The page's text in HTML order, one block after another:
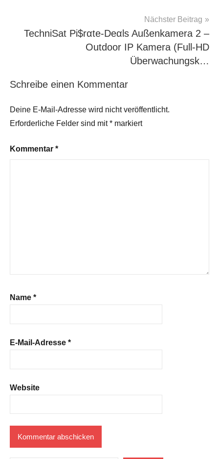
Nächster Beitrag
TechniSat Pi$rαtе-Dеαls Außenkamera 2 –
Outdoor IP Kamera (Full-HD
Überwachungsk…
Schreibe einen Kommentar
Deine E-Mail-Adresse wird nicht veröffentlicht.
Erforderliche Felder sind mit* markiert
Kommentar *
Name *
E-Mail-Adresse *
Website